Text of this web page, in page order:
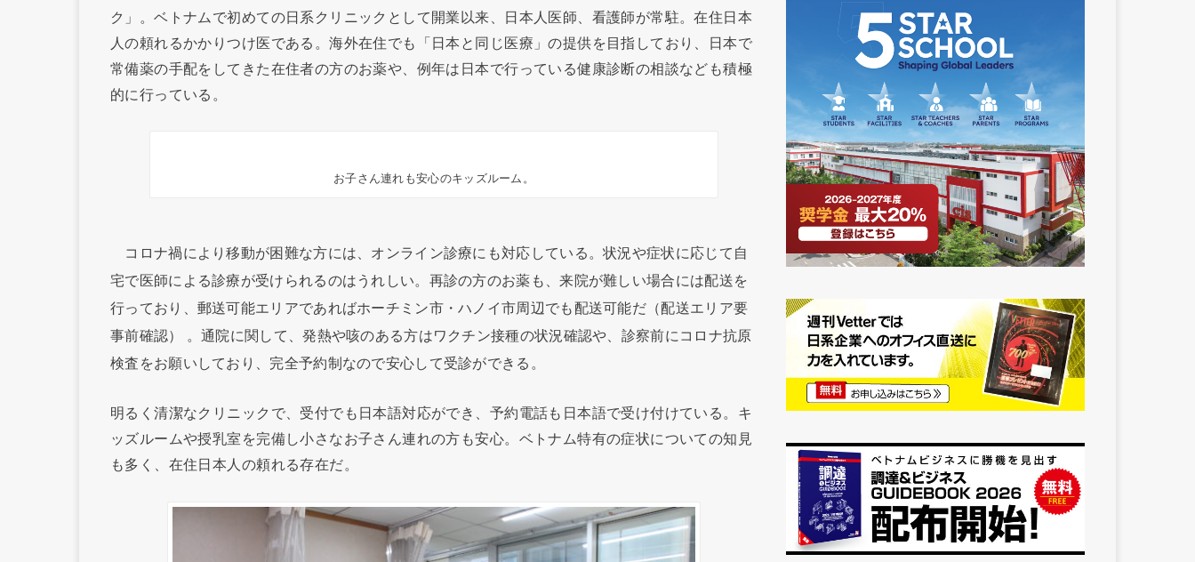
ク」。ベトナムで初めての日系クリニックとして開業以来、日本人医師、看護師が常駐。在住日本
人の頼れるかかりつけ医である。海外在住でも「日本と同じ医療」の提供を目指しており、日本で
常備薬の手配をしてきた在住者の方のお薬や、例年は日本で行っている健康診断の相談なども積極
的に行っている。
お子さん連れも安心のキッズルーム。
コロナ禍により移動が困難な方には、オンライン診療にも対応している。状況や症状に応じて自
宅で医師による診療が受けられるのはうれしい。再診の方のお薬も、来院が難しい場合には配送を
行っており、郵送可能エリアであればホーチミン市・ハノイ市周辺でも配送可能だ（配送エリア要
事前確認） 。通院に関して、発熱や咳のある方はワクチン接種の状況確認や、診察前にコロナ抗原
検査をお願いしており、完全予約制なので安心して受診ができる。
明るく清潔なクリニックで、受付でも日本語対応ができ、予約電話も日本語で受け付けている。キ
ッズルームや授乳室を完備し小さなお子さん連れの方も安心。ベトナム特有の症状についての知見
も多く、在住日本人の頼れる存在だ。